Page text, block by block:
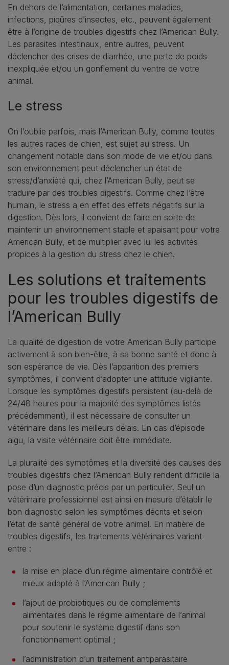
En dehors de l’alimentation, certaines maladies,
infections, piqûres d’insectes, etc., peuvent également
être à l’origine de troubles digestifs chez l’American Bully.
Les parasites intestinaux, entre autres, peuvent
déclencher des crises de diarrhée, une perte de poids
inexpliquée et/ou un gonflement du ventre de votre
animal.
Le stress
On l’oublie parfois, mais l’American Bully, comme toutes
les autres races de chien, est sujet au stress. Un
changement notable dans son mode de vie et/ou dans
son environnement peut déclencher un état de
stress/d’anxiété qui, chez l’American Bully, peut se
traduire par des troubles digestifs. Comme chez l’être
humain, le stress a en effet des effets négatifs sur la
digestion. Dès lors, il convient de faire en sorte de
maintenir un environnement stable et apaisant pour votre
American Bully, et de multiplier avec lui les activités
propices à la gestion du stress chez le chien.
Les solutions et traitements
pour les troubles digestifs de
l’American Bully
La qualité de digestion de votre American Bully participe
activement à son bien-être, à sa bonne santé et donc à
son espérance de vie. Dès l’apparition des premiers
symptômes, il convient d’adopter une attitude vigilante.
Lorsque les symptômes digestifs persistent (au-delà de
24/48 heures pour la majorité des symptômes listés
précédemment), il est nécessaire de consulter un
vétérinaire dans les meilleurs délais. En cas d’épisode
aigu, la visite vétérinaire doit être immédiate.
La pluralité des symptômes et la diversité des causes des
troubles digestifs chez l’American Bully rendent difficile la
pose d’un diagnostic précis par un particulier. Seul un
vétérinaire professionnel est ainsi en mesure d’établir le
bon diagnostic selon les symptômes décrits et selon
l’état de santé général de votre animal. En matière de
troubles digestifs, les traitements vétérinaires varient
entre :
la mise en place d’un régime alimentaire contrôlé et
mieux adapté à l’American Bully ;
l’ajout de probiotiques ou de compléments
alimentaires dans le régime alimentaire de l’animal
pour soutenir le système digestif dans son
fonctionnement optimal ;
l’administration d’un traitement antiparasitaire